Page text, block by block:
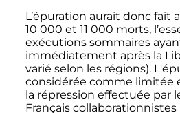
L’épuration aurait donc fait
10 000 et 11 000 morts,
exécutions sommaires
immédiatement après la
varié selon les régions).
considérée comme limitée
la répression effectuée par
Français collaborationnistes